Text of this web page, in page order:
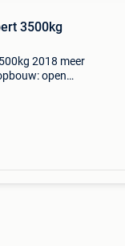
3500kg
2018 meer
open